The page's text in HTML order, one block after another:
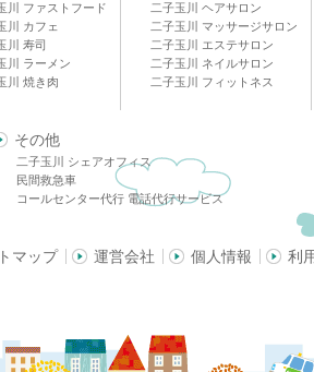
川 ファストフード
川 カフェ
川 寿司
川 ラーメン
川 焼き肉
二子玉川 ヘアサロン
二子玉川 マッサージサロン
二子玉川 エステサロン
二子玉川 ネイルサロン
二子玉川 フィットネス
その他
二子玉川 シェアオフィス
民間救急車
コールセンター代行 電話代行サービス
マップ 運営会社 個人情報 利